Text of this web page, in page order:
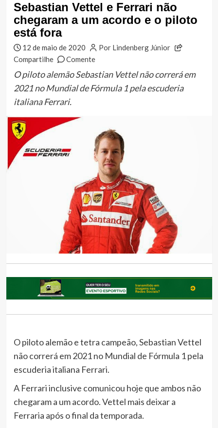
Sebastian Vettel e Ferrari não
chegaram a um acordo e o piloto
está fora
12 de maio de 2020
Por Lindenberg Júnior
Compartilhe
Comente
O piloto alemão Sebastian Vettel não correrá em
2021 no Mundial de Fórmula 1 pela escuderia
italiana Ferrari.
O piloto alemão e tetra campeão, Sebastian Vettel
não correrá em 2021 no Mundial de Fórmula 1 pela
escuderia italiana Ferrari.
A Ferrari inclusive comunicou hoje que ambos não
chegaram a um acordo. Vettel mais deixar a
Ferraria após o final da temporada.